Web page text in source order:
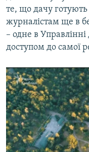
те, що дачу готують
журналістам ще в
– одне в
доступом до самої